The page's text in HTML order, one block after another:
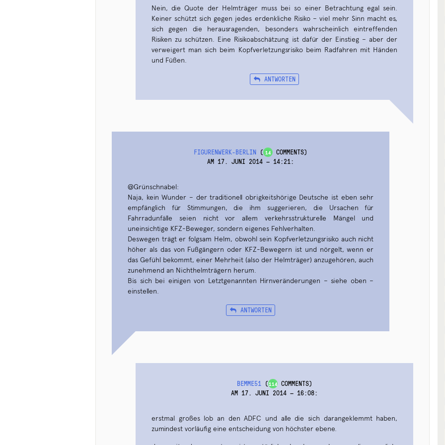
Nein, die Quote der Helmträger muss bei so einer Betrachtung egal sein.
Keiner schützt sich gegen jedes erdenkliche Risiko – viel mehr Sinn macht es,
sich gegen die herausragenden, besonders wahrscheinlich eintreffenden
Risiken zu schützen. Eine Risikoabschätzung ist dafür der Einstieg – aber der
verweigert man sich beim Kopfverletzungsrisiko beim Radfahren mit Händen
und Füßen.
ANTWORTEN
FIGURENWERK-BERLIN ( 14
COMMENTS)
AM 17. JUNI 2014 — 14:21:
@Grünschnabel:
Naja, kein Wunder – der traditionell obrigkeitshörige Deutsche ist eben sehr
empfänglich für Stimmungen, die ihm suggerieren, die Ursachen für
Fahrradunfälle seien nicht vor allem verkehrsstrukturelle Mängel und
uneinsichtige KFZ-Beweger, sondern eigenes Fehlverhalten.
Deswegen trägt er folgsam Helm, obwohl sein Kopfverletzungsrisiko auch nicht
höher als das von Fußgängern oder KFZ-Bewegern ist und nörgelt, wenn er
das Gefühl bekommt, einer Mehrheit (also der Helmträger) anzugehören, auch
zunehmend an Nichthelmträgern herum.
Bis sich bei einigen von Letztgenannten Hirnveränderungen – siehe oben –
einstellen.
ANTWORTEN
BEMME51 (114COMMENTS)
AM 17. JUNI 2014 — 16:08:
erstmal großes lob an den ADFC und alle die sich darangeklemmt haben,
zumindest vorläufig eine entscheidung von höchster ebene.